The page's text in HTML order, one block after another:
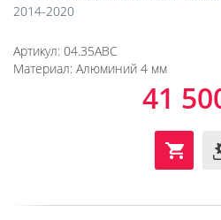
2014-2020
Артикул: 04.35ABC
Материал: Алюминий 4 мм
41